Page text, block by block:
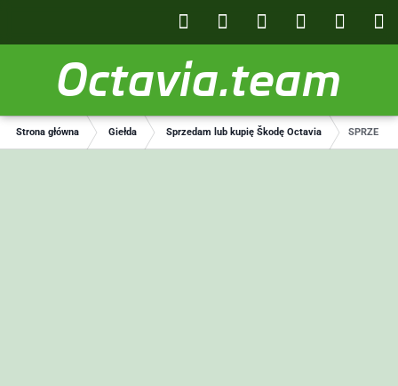
Octavia.team
Strona główna Giełda Sprzedam lub kupię Škodę Octavia